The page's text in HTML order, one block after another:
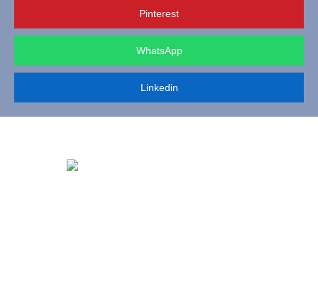
Pinterest
WhatsApp
Linkedin